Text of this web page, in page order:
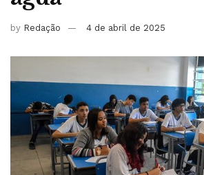
by Redação 4 de abril de 2025